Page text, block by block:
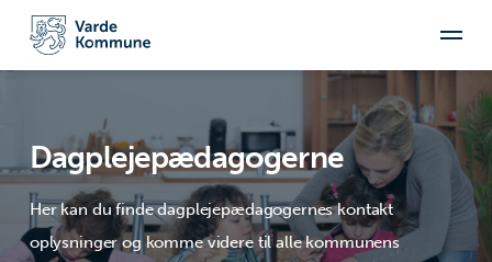
Dagplejepædagogerne
Her kan du finde dagplejepædagogernes kontakt
oplysninger og komme videre til alle kommunens